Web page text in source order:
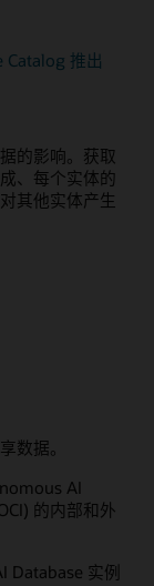
推出
的影响。获取
、每个实体的
其他实体产生
数据。
AI
的内部和外
Database 实例